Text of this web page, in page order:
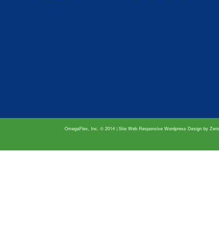
OmegaFlex, Inc. © 2014 | Site Web Responsive Wordpress Design by